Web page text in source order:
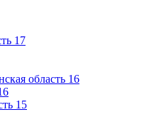
17
область 16
15